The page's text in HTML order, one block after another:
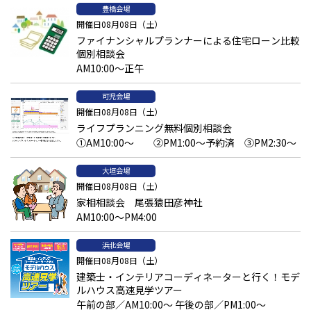
窓やクローゼットの位置も、間違うと「こんなはずじゃなかっ
た」につながりやすい部分です。特にクローゼットは扉を開くタ
イプが多くみられますが、この扉の可動域が重要。可動域を考え
ずに物を置くと、扉が引っかかってしまい思うように開閉ができな
くなる場合もあります。扉を押し引きするタイプではなく、横に
スライドさせるタイプを選べば開閉にそれほどスペースを要さない
でしょう。また、窓のすぐ近くは部屋の中でも温度差が生じやす
いので、できる限りベッドを配置しない方が無難です。夏は外の暑
さが、冬は外の寒さが窓を通して部屋に伝わりやすい箇所なので
す。暑さや寒さを感じやすい場所は睡眠が浅くなる可能性があり、
上質な眠りを得にくくなります。もし窓辺にベッドを配置するな
ら、極力窓から距離をとったり、カーテンで外の寒さ・暑さをや
わらげたりなどの対策がおすすめです。
睡眠の質が上がるその他のポイントとは？
睡眠のクオリティを上げるために意識したい、その他のポイント
を紹介します。快適な睡眠を叶えるには、自分にとって眠りやすい
環境を整えることが大切です。細かなレイアウトが眠りの質に影
響することもあります。次に挙げるポイントは個々に手を入れや
すい部分なので、自分が眠りやすいよう追及してみてください。
豊橋会場
開催日08月08日（土）
ファイナンシャルプランナーによる住宅ローン比較
個別相談会
AM10:00～正午
可児会場
開催日08月08日（土）
ライフプランニング無料個別相談会
①AM10:00～ ②PM1:00～予約済 ③PM2:30～
大垣会場
開催日08月08日（土）
家相相談会 尾張猿田彦神社
AM10:00～PM4:00
浜北会場
開催日08月08日（土）
建築士・インテリアコーディネーターと行く！モデ
ルハウス高速見学ツアー
午前の部／AM10:00～ 午後の部／PM1:00～